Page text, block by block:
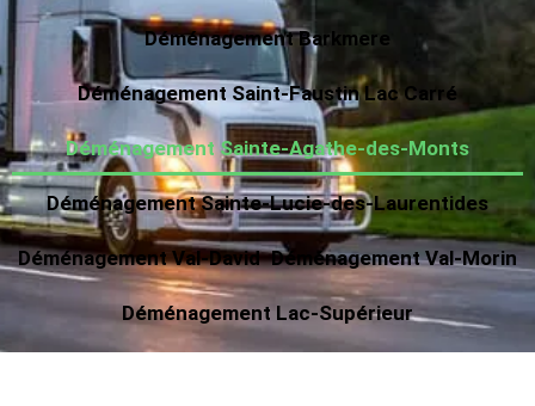
Déménagement Barkmere
Déménagement Saint-Faustin Lac Carré
Déménagement Sainte-Agathe-des-Monts
Déménagement Sainte-Lucie-des-Laurentides
Déménagement Val-David Déménagement Val-Morin
Déménagement Lac-Supérieur